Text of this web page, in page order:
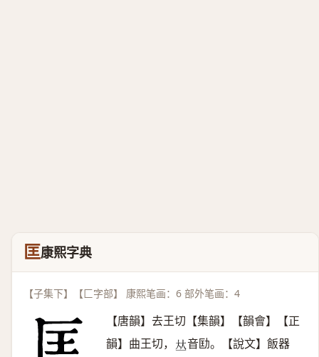
匡康熙字典
【子集下】【匚字部】 康熙笔画：6 部外笔画：4
【唐韻】去王切【集韻】【韻會】【正
韻】曲王切， 𠀤音劻。【說文】飯器